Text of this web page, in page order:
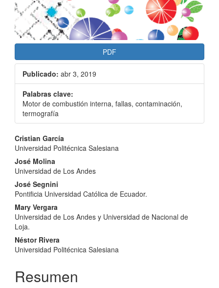
PDF
Publicado: abr 3, 2019
Palabras clave:
Motor de combustión interna, fallas, contaminación,
termografía
Contenido
principal
del
artículo
Cristian García
Universidad Politécnica Salesiana
José Molina
Universidad de Los Andes
José Segnini
Pontificia Universidad Católica de Ecuador.
Mary Vergara
Universidad de Los Andes y Universidad de Nacional de
Loja.
Néstor Rivera
Universidad Politécnica Salesiana
Resumen